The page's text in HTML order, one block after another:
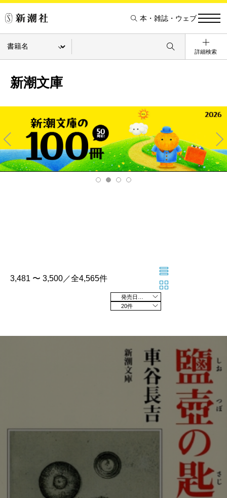
本・雑誌・ウェブ
詳細検索
新潮文庫
Pre
v
Ne
xt
3,481 〜 3,500／全4,565件
20件